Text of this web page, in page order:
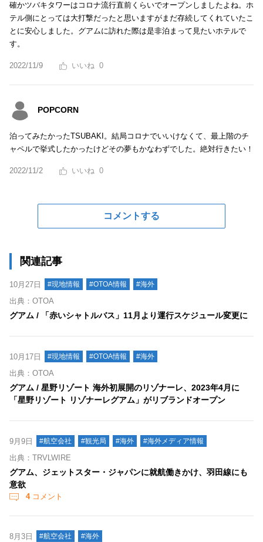
確かツバキタワーはコロナ流行直前くらいでオープンしましたよね。ホ
テル側にとっては大打撃だったと思いますがまだ存続してくれていたこ
とに安心しました。グアムに訪れた際は是非泊まって見たいホテルで
す。
2022/11/9 0
POPCORN
泊ってみたかったTSUBAKI。結局コロナでいいけなくて、最上階のチ
ャペルで挙式したかったけどその夢もかなわずでした。絶対行きたい！
2022/11/2 0
コメントする
関連記事
10月27日 #現地情報 #OTOA情報 #海外
出典：OTOA
グアム / 「赤いシャトルバス」11月より運行スケジュール変更に
10月17日 #現地情報 #OTOA情報 #海外
出典：OTOA
グアム / 星野リゾート 海外初展開のリゾナーレ、2023年4月に
「星野リゾート リゾナーレグアム」がリブランドオープン
9月9日 #航空会社 #観光局 #海外 #海外メディア情報
出典：TRVLWIRE
グアム、ジェットスター・ジャパンに就航働きかけ、羽田線にも
意欲
4コメント
8月3日 #航空会社 #海外